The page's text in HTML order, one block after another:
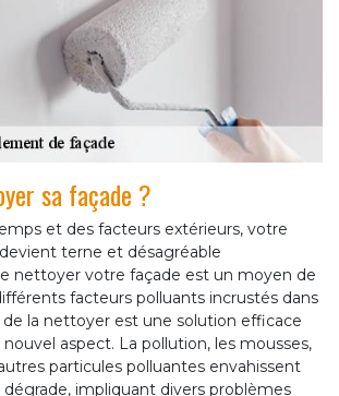
sa façade ?
et des facteurs extérieurs, votre
terne et désagréable
nettoyer votre façade est un moyen de
facteurs polluants incrustés dans
la nettoyer est une solution efficace
aspect. La pollution, les mousses,
particules polluantes envahissent
impliquant divers problèmes